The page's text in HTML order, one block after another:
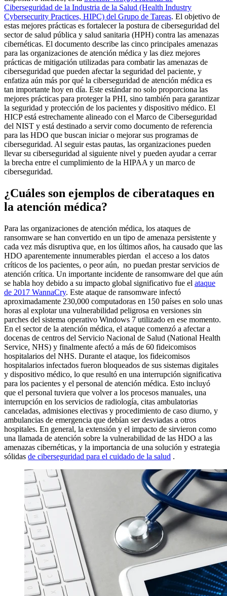
Ciberseguridad de la Industria de la Salud (Health Industry
Cybersecurity Practices, HIPC) del Grupo de Tareas. El objetivo de
estas mejores prácticas es fortalecer la postura de ciberseguridad del
sector de salud pública y salud sanitaria (HPH) contra las amenazas
cibernéticas. El documento describe las cinco principales amenazas
para las organizaciones de atención médica y las diez mejores
prácticas de mitigación utilizadas para combatir las amenazas de
ciberseguridad que pueden afectar la seguridad del paciente, y
enfatiza aún más por qué la ciberseguridad de atención médica es
tan importante hoy en día. Este estándar no solo proporciona las
mejores prácticas para proteger la PHI, sino también para garantizar
la seguridad y protección de los pacientes y dispositivo médico. El
HICP está estrechamente alineado con el Marco de Ciberseguridad
del NIST y está destinado a servir como documento de referencia
para las HDO que buscan iniciar o mejorar sus programas de
ciberseguridad. Al seguir estas pautas, las organizaciones pueden
llevar su ciberseguridad al siguiente nivel y pueden ayudar a cerrar
la brecha entre el cumplimiento de la HIPAA y un marco de
ciberseguridad.
¿Cuáles son ejemplos de ciberataques en
la atención médica?
Para las organizaciones de atención médica, los ataques de
ransomware se han convertido en un tipo de amenaza persistente y
cada vez más disruptiva que, en los últimos años, ha causado que las
HDO aparentemente innumerables pierdan el acceso a los datos
críticos de los pacientes, o peor aún, no puedan prestar servicios de
atención crítica. Un importante incidente de ransomware del que aún
se habla hoy debido a su impacto global significativo fue el ataque
de 2017 WannaCry. Este ataque de ransomware infectó
aproximadamente 230,000 computadoras en 150 países en solo unas
horas al explotar una vulnerabilidad peligrosa en versiones sin
parches del sistema operativo Windows 7 utilizado en ese momento.
En el sector de la atención médica, el ataque comenzó a afectar a
docenas de centros del Servicio Nacional de Salud (National Health
Service, NHS) y finalmente afectó a más de 60 fideicomisos
hospitalarios del NHS. Durante el ataque, los fideicomisos
hospitalarios infectados fueron bloqueados de sus sistemas digitales
y dispositivo médico, lo que resultó en una interrupción significativa
para los pacientes y el personal de atención médica. Esto incluyó
que el personal tuviera que volver a los procesos manuales, una
interrupción en los servicios de radiología, citas ambulatorias
canceladas, admisiones electivas y procedimiento de caso diurno, y
ambulancias de emergencia que debían ser desviadas a otros
hospitales. En general, la extensión y el impacto de sirvieron como
una llamada de atención sobre la vulnerabilidad de las HDO a las
amenazas cibernéticas, y la importancia de una solución y estrategia
sólidas de ciberseguridad para el cuidado de la salud .